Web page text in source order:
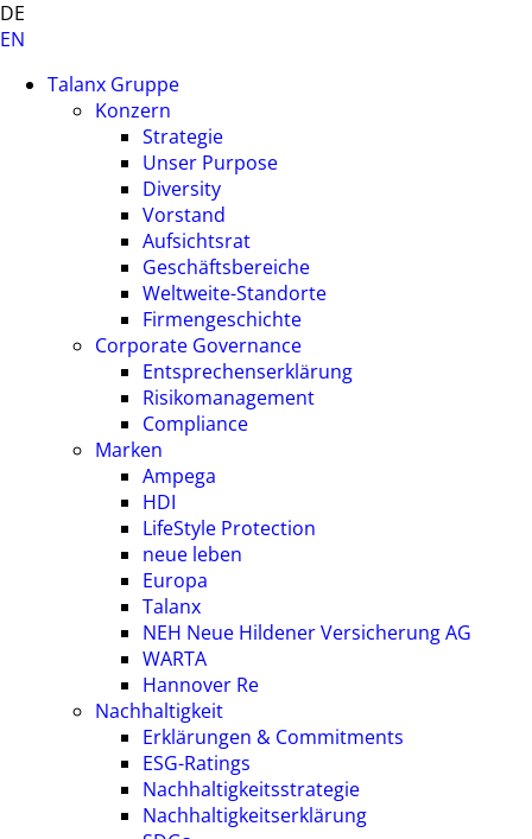
DE
EN
Talanx Gruppe
Konzern
Strategie
Unser Purpose
Diversity
Vorstand
Aufsichtsrat
Geschäftsbereiche
Weltweite-Standorte
Firmengeschichte
Corporate Governance
Entsprechenserklärung
Risikomanagement
Compliance
Marken
Ampega
HDI
LifeStyle Protection
neue leben
Europa
Talanx
NEH Neue Hildener Versicherung AG
WARTA
Hannover Re
Nachhaltigkeit
Erklärungen & Commitments
ESG-Ratings
Nachhaltigkeitsstrategie
Nachhaltigkeitserklärung